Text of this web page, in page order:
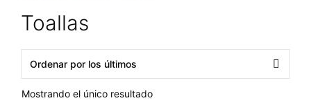
Toallas
Mostrando el único resultado